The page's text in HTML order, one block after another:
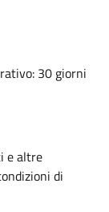
30 giorni
e altre
di